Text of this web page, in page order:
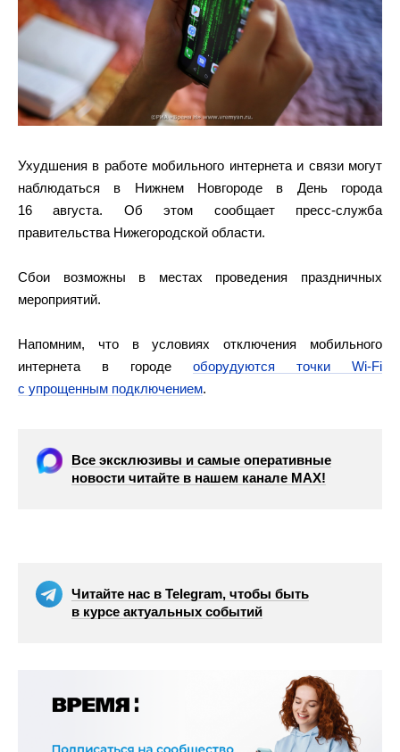
Ухудшения в работе мобильного интернета и связи могут
наблюдаться в Нижнем Новгороде в День города
16 августа. Об этом сообщает пресс-служба
правительства Нижегородской области.
Сбои возможны в местах проведения праздничных
мероприятий.
Напомним, что в условиях отключения мобильного
интернета в городе оборудуются точки Wi-Fi
с упрощенным подключением.
Все эксклюзивы и самые оперативные
новости читайте в нашем канале МАХ!
Читайте нас в Telegram, чтобы быть
в курсе актуальных событий